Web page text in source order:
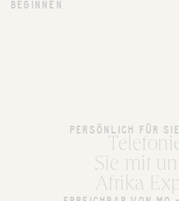
BEGINNEN
PERSÖNLICH FÜR
Sie mit
Afrika